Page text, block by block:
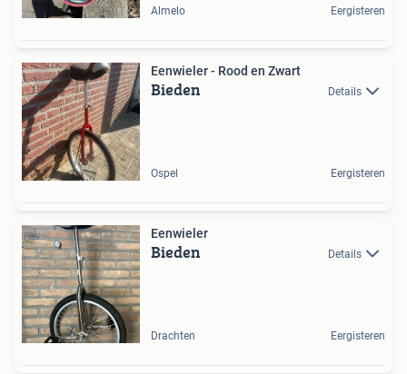
Almelo Eergisteren
Eenwieler - Rood en Zwart
Bieden Details
Ospel Eergisteren
Eenwieler
Bieden Details
Drachten Eergisteren